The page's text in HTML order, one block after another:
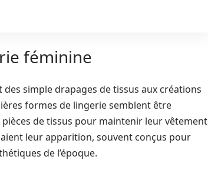
féminine
des simple drapages de tissus aux créations
formes de lingerie semblent être
de tissus pour maintenir leur vêtement
leur apparition, souvent conçus pour
de l’époque.